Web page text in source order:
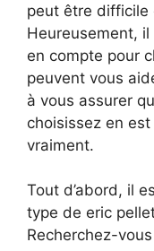
peut être difficile
Heureusement,
en compte pour
peuvent vous
à vous assurer
choisissez en
vraiment.
Tout d’abord, il
type de eric
Recherchez-